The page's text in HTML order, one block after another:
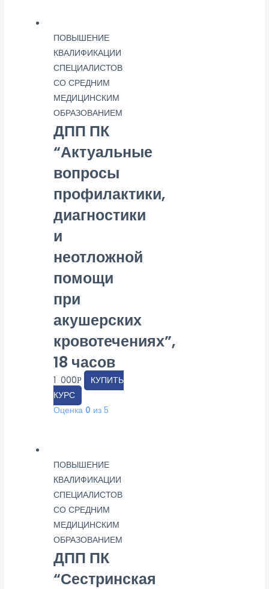
ПОВЫШЕНИЕ
КВАЛИФИКАЦИИ
СПЕЦИАЛИСТОВ
СО СРЕДНИМ
МЕДИЦИНСКИМ
ОБРАЗОВАНИЕМ
ДПП ПК
“Актуальные
вопросы
профилактики,
диагностики
и
неотложной
помощи
при
акушерских
кровотечениях”,
18 часов
1 000Р
КУПИТЬ
КУРС
Оценка 0 из 5
ПОВЫШЕНИЕ
КВАЛИФИКАЦИИ
СПЕЦИАЛИСТОВ
СО СРЕДНИМ
МЕДИЦИНСКИМ
ОБРАЗОВАНИЕМ
ДПП ПК
“Сестринская